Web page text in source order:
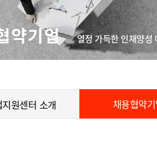
약기업 열정 가득한 인재양성
원센터 소개 채용협약